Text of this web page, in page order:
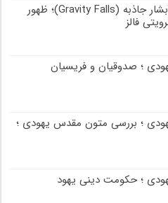
نقد انیمیشن آبشار جاذبه (Gravity Falls)؛ ظهور
فالز
؛ صدوقیان و فریسیان
؛ بررسی متون مقدس یهودی ؛
؛ حکومت دینی یهود